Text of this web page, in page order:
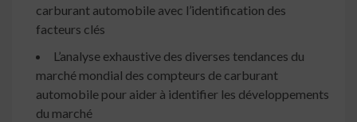
carburant automobile avec l’identification des
facteurs clés
L’analyse exhaustive des diverses tendances du
marché mondial des compteurs de carburant
automobile pour aider à identifier les développements
du marché